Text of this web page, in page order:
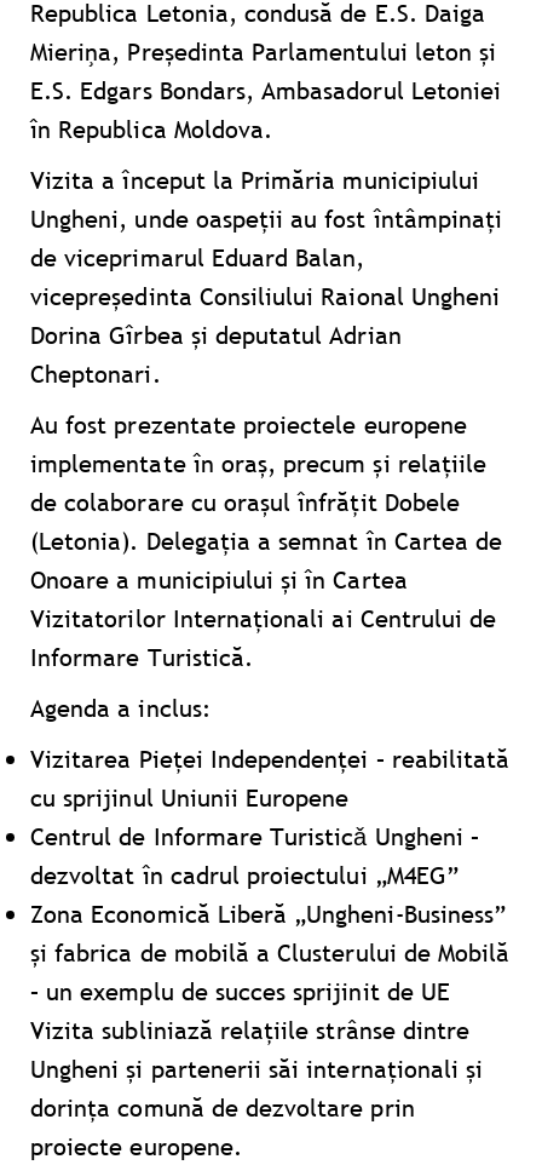
Republica Letonia, condusă de E.S. Daiga
Mieriņa, Președinta Parlamentului leton și
E.S. Edgars Bondars, Ambasadorul Letoniei
în Republica Moldova.
Vizita a început la Primăria municipiului
Ungheni, unde oaspeții au fost întâmpinați
de viceprimarul Eduard Balan,
vicepreședinta Consiliului Raional Ungheni
Dorina Gîrbea și deputatul Adrian
Cheptonari.
Au fost prezentate proiectele europene
implementate în oraș, precum și relațiile
de colaborare cu orașul înfrățit Dobele
(Letonia). Delegația a semnat în Cartea de
Onoare a municipiului și în Cartea
Vizitatorilor Internaționali ai Centrului de
Informare Turistică.
Agenda a inclus:
Vizitarea Pieței Independenței – reabilitată
cu sprijinul Uniunii Europene
Centrul de Informare Turisticǎ Ungheni –
dezvoltat în cadrul proiectului „M4EG”
Zona Economică Liberă „Ungheni-Business”
și fabrica de mobilă a Clusterului de Mobilă
– un exemplu de succes sprijinit de UE
Vizita subliniază relațiile strânse dintre
Ungheni și partenerii săi internaționali și
dorința comună de dezvoltare prin
proiecte europene.